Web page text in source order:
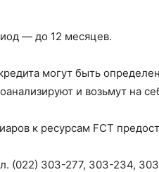
— до 12 месяцев.
могут быть
и возьмут на
к ресурсам FCT
(022) 303-277, 303-234,